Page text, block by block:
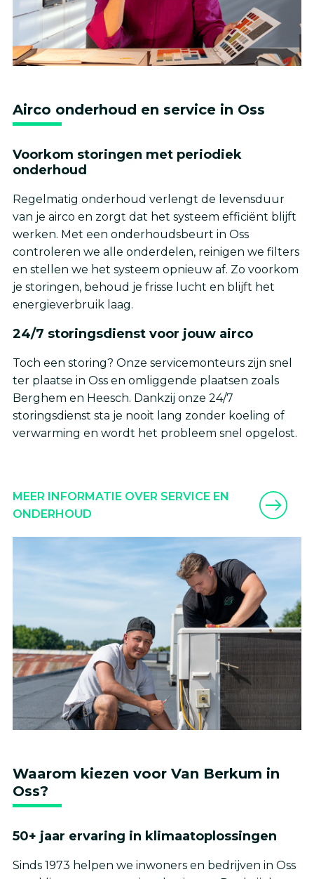
Airco onderhoud en service in Oss
Voorkom storingen met periodiek
onderhoud
Regelmatig onderhoud verlengt de levensduur
van je airco en zorgt dat het systeem efficiënt blijft
werken. Met een onderhoudsbeurt in Oss
controleren we alle onderdelen, reinigen we filters
en stellen we het systeem opnieuw af. Zo voorkom
je storingen, behoud je frisse lucht en blijft het
energieverbruik laag.
24/7 storingsdienst voor jouw airco
Toch een storing? Onze servicemonteurs zijn snel
ter plaatse in Oss en omliggende plaatsen zoals
Berghem en Heesch. Dankzij onze 24/7
storingsdienst sta je nooit lang zonder koeling of
verwarming en wordt het probleem snel opgelost.
MEER INFORMATIE OVER SERVICE EN
ONDERHOUD
Waarom kiezen voor Van Berkum in
Oss?
50+ jaar ervaring in klimaatoplossingen
Sinds 1973 helpen we inwoners en bedrijven in Oss